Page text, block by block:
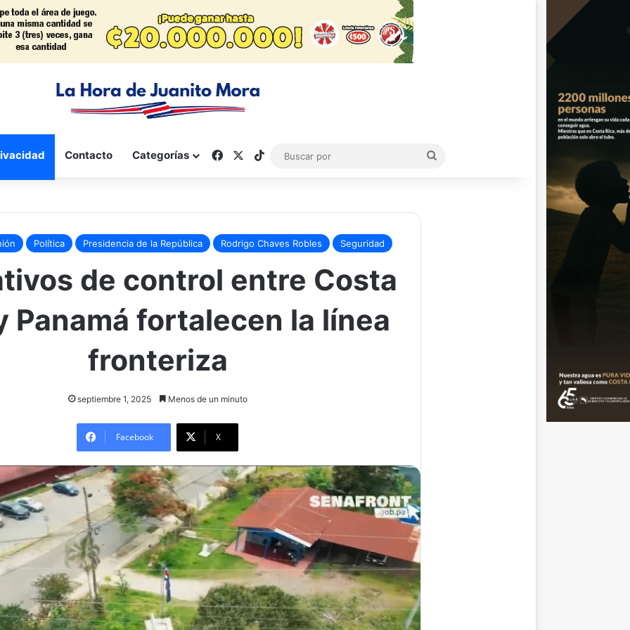
Contacto Categorías FacebookTikTok
Política Presidencia de la República Rodrigo Chaves Robles Seguridad
de control entre Costa
Panamá fortalecen la línea
fronteriza
septiembre 1, 2025 Menos de un minuto
Facebook X